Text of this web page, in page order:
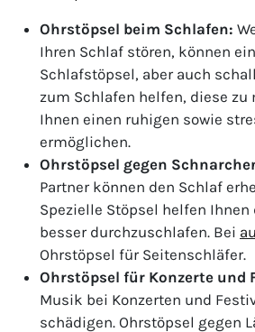
Ohrstöpsel beim Schlafen:
Ihren Schlaf stören, können
Schlafstöpsel, aber auch
zum Schlafen helfen, diese
Ihnen einen ruhigen sowie
ermöglichen.
Ohrstöpsel gegen
Partner können den Schlaf
Spezielle Stöpsel helfen Ihnen
besser durchzuschlafen. Bei
Ohrstöpsel für Seitenschläfer.
Ohrstöpsel für Konzerte und
Musik bei Konzerten und
schädigen. Ohrstöpsel gegen